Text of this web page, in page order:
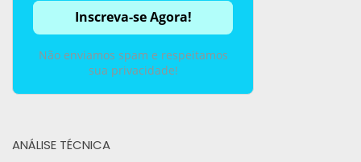
Não enviamos spam e respeitamos
sua privacidade!
ANÁLISE TÉCNICA